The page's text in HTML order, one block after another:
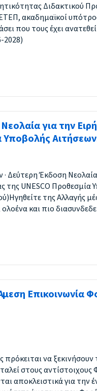
Διδακτικού
ακαδημαϊκοί
που τους έχει
2028)
για την
Υποβολής
Έκδοση Νεολαία
της UNESCO Προθεσμία
της Αλλαγής
και πιο
Επικοινωνία
πρόκειται να
στους
αποκλειστικά για την